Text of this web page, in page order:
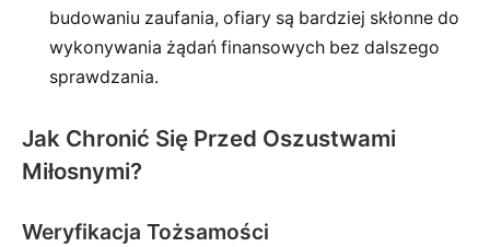
budowaniu zaufania, ofiary są bardziej skłonne do
wykonywania żądań finansowych bez dalszego
sprawdzania.
Jak Chronić Się Przed Oszustwami
Miłosnymi?
Weryfikacja Tożsamości